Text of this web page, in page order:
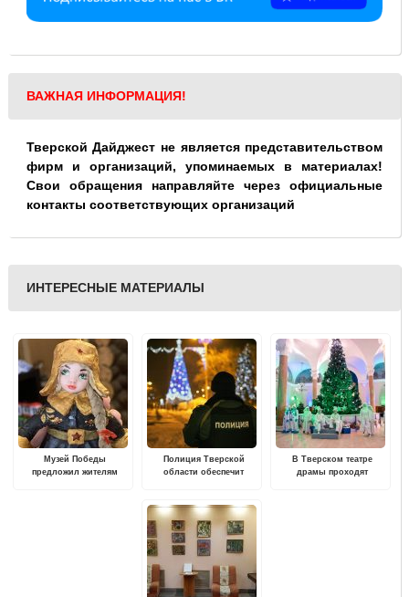
ВАЖНАЯ ИНФОРМАЦИЯ!
Тверской Дайджест не является представительством
фирм и организаций, упоминаемых в материалах!
Свои обращения направляйте через официальные
контакты соответствующих организаций
ИНТЕРЕСНЫЕ МАТЕРИАЛЫ
Музей Победы
предложил жителям
Полиция Тверской
области обеспечит
время новогодних
праздников
В Тверском театре
драмы проходят